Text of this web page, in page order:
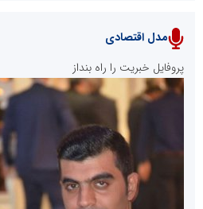
پایگاه خبری نهضت ملی مسکن
سازمان بورس و اوراق بهادار
مرجع اخبار موثق در بازارسرمایه
مدل اقتصادی
پروفایل خبریت را راه بنداز